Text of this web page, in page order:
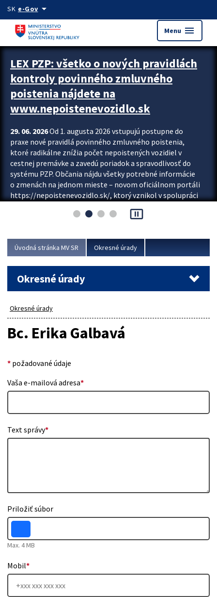
Preskocit na hlavný obsah
SK e-Govarrow_drop_down
Menu menu
Zastavit automatický posun upútavok
LEX PZP: všetko o nových pravidlách
kontroly povinného zmluvného
poistenia nájdete na
www.nepoistenevozidlo.sk
29. 06. 2026Od 1. augusta 2026 vstupujú postupne do
praxe nové pravidlá povinného zmluvného poistenia,
ktoré radikálne znížia počet nepoistených vozidiel v
cestnej premávke a zavedú poriadok a spravodlivosť do
systému PZP. Občania nájdu všetky potrebné informácie
o zmenách na jednom mieste – novom oficiálnom portáli
https://nepoistenevozidlo.sk/, ktorý vznikol v spolupráci
asociácie poisťovní (SLASPO) a Ministerstva vnútra SR.
Viac
pause_presentation
Úvodná stránka MV SR Okresné úrady
Okresné úrady
Okresné úrady
Bc. Erika Galbavá
* požadované údaje
Vaša e-mailová adresa*
Text správy*
Priložiť súbor
Max. 4 MB
Mobil*